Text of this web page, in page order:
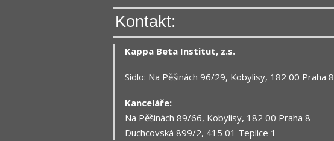
Kontakt:
Kappa Beta Institut, z.s.
Sídlo: Na Pěšinách 96/29, Kobylisy, 182 00 Praha 8
Kanceláře:
Na Pěšinách 89/66, Kobylisy, 182 00 Praha 8
Duchcovská 899/2, 415 01 Teplice 1